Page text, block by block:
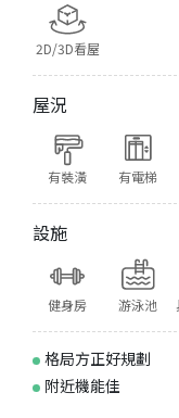
2D/3D看屋
屋況
有裝潢 有電梯
設施
健身房 游泳池
格局方正好規劃
附近機能佳